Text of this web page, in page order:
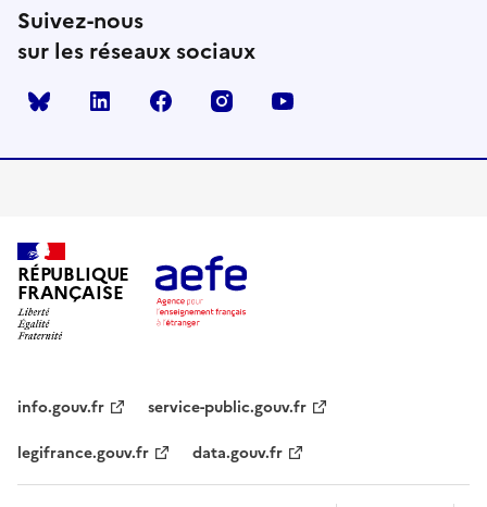
Suivez-nous
sur les réseaux sociaux
Bluesky linkedin facebook instagram
RÉPUBLIQUE
FRANÇAISE
info.gouv.fr
service-public.gouv.fr
legifrance.gouv.fr
data.gouv.fr